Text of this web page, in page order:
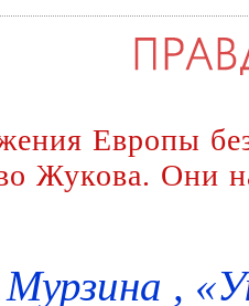
Европы
Жукова. Они
Мурзина ,